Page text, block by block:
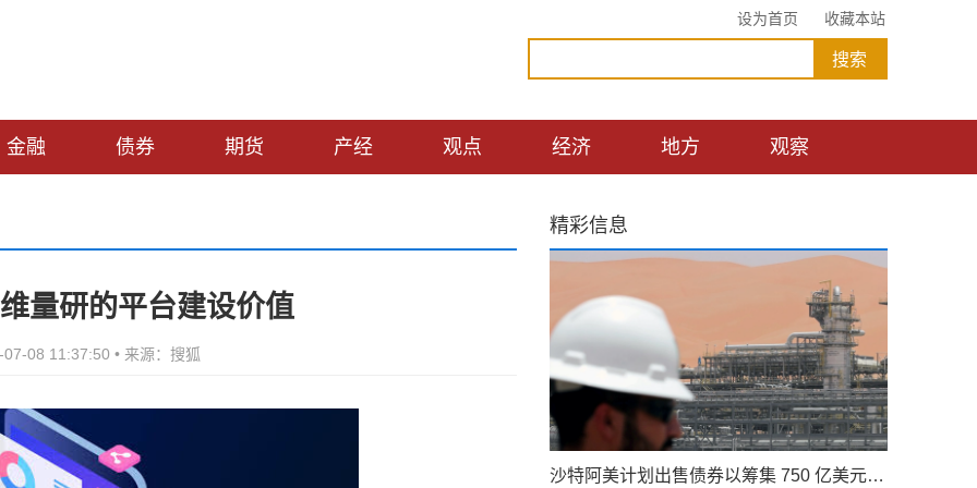
设为首页 收藏本站
金融 债券 期货 产经 观点 经济 地方 观察
量研的平台建设价值
08 11:37:50 • 来源：搜狐
精彩信息
沙特阿美计划出售债券以筹集 750 亿美元的股息